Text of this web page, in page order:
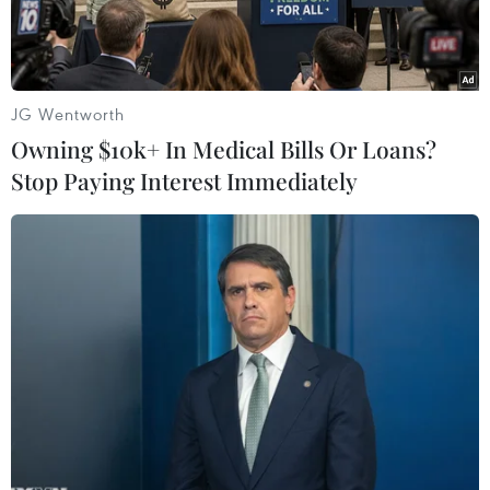
đen truyền thông.
Thông tin trên trở nên đáng chú ý khi màu đen
chính là màu đặc trưng và “có tuổi” nhất so với
Tuy nhiên, theo Sonny Dickson thì ở thế hệ
iPhone 5C, dù lần đầu tiên đưa ra nhiều lựa
chọn màu sắc tới vậy, “Quả táo” cũng không có ý
định đưa màu đen “phủ” mẫu điện thoại giá rẻ
Như vậy, sẽ có năm màu sắc mà người mua
iPhone 5C có thể chọn là: trắng, xanh da trời,
hồng, vàng và xanh lá cây.
JG Wentworth
Owning $10k+ In Medical Bills Or Loans?
Stop Paying Interest Immediately